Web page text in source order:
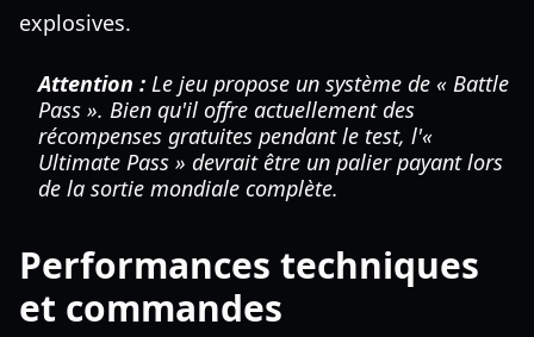
explosives.
Attention : Le jeu propose un système de « Battle
Pass ». Bien qu'il offre actuellement des
récompenses gratuites pendant le test, l'«
Ultimate Pass » devrait être un palier payant lors
de la sortie mondiale complète.
Performances techniques
et commandes